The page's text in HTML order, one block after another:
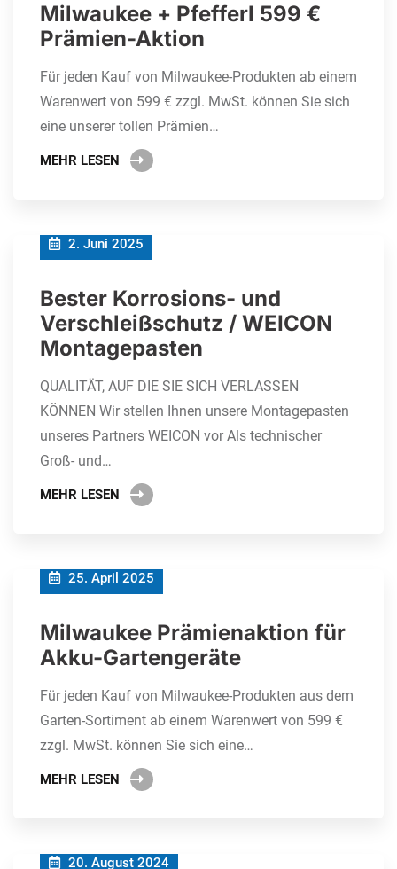
Milwaukee + Pfefferl 599 €
Prämien-Aktion
Für jeden Kauf von Milwaukee-Produkten ab einem
Warenwert von 599 € zzgl. MwSt. können Sie sich
eine unserer tollen Prämien…
MEHR LESEN
2. Juni 2025
Bester Korrosions- und
Verschleißschutz / WEICON
Montagepasten
QUALITÄT, AUF DIE SIE SICH VERLASSEN
KÖNNEN Wir stellen Ihnen unsere Montagepasten
unseres Partners WEICON vor Als technischer
Groß- und…
MEHR LESEN
25. April 2025
Milwaukee Prämienaktion für
Akku-Gartengeräte
Für jeden Kauf von Milwaukee-Produkten aus dem
Garten-Sortiment ab einem Warenwert von 599 €
zzgl. MwSt. können Sie sich eine…
MEHR LESEN
20. August 2024